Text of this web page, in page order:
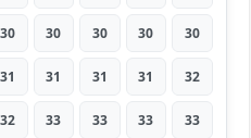
30 30 30 30 30
31 31 31 31 32
32 33 33 33 33